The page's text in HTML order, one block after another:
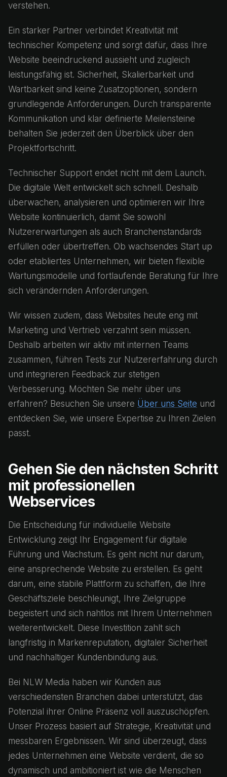
verstehen.
Ein starker Partner verbindet Kreativität mit
technischer Kompetenz und sorgt dafür, dass Ihre
Website beeindruckend aussieht und zugleich
leistungsfähig ist. Sicherheit, Skalierbarkeit und
Wartbarkeit sind keine Zusatzoptionen, sondern
grundlegende Anforderungen. Durch transparente
Kommunikation und klar definierte Meilensteine
behalten Sie jederzeit den Überblick über den
Projektfortschritt.
Technischer Support endet nicht mit dem Launch.
Die digitale Welt entwickelt sich schnell. Deshalb
überwachen, analysieren und optimieren wir Ihre
Website kontinuierlich, damit Sie sowohl
Nutzererwartungen als auch Branchenstandards
erfüllen oder übertreffen. Ob wachsendes Start up
oder etabliertes Unternehmen, wir bieten flexible
Wartungsmodelle und fortlaufende Beratung für Ihre
sich verändernden Anforderungen.
Wir wissen zudem, dass Websites heute eng mit
Marketing und Vertrieb verzahnt sein müssen.
Deshalb arbeiten wir aktiv mit internen Teams
zusammen, führen Tests zur Nutzererfahrung durch
und integrieren Feedback zur stetigen
Verbesserung. Möchten Sie mehr über uns
erfahren? Besuchen Sie unsere Über uns Seite und
entdecken Sie, wie unsere Expertise zu Ihren Zielen
passt.
Gehen Sie den nächsten Schritt
mit professionellen
Webservices
Die Entscheidung für individuelle Website
Entwicklung zeigt Ihr Engagement für digitale
Führung und Wachstum. Es geht nicht nur darum,
eine ansprechende Website zu erstellen. Es geht
darum, eine stabile Plattform zu schaffen, die Ihre
Geschäftsziele beschleunigt, Ihre Zielgruppe
begeistert und sich nahtlos mit Ihrem Unternehmen
weiterentwickelt. Diese Investition zahlt sich
langfristig in Markenreputation, digitaler Sicherheit
und nachhaltiger Kundenbindung aus.
Bei NLW Media haben wir Kunden aus
verschiedensten Branchen dabei unterstützt, das
Potenzial ihrer Online Präsenz voll auszuschöpfen.
Unser Prozess basiert auf Strategie, Kreativität und
messbaren Ergebnissen. Wir sind überzeugt, dass
jedes Unternehmen eine Website verdient, die so
dynamisch und ambitioniert ist wie die Menschen